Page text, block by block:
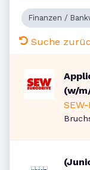
Finanzen /
Suche
(w/